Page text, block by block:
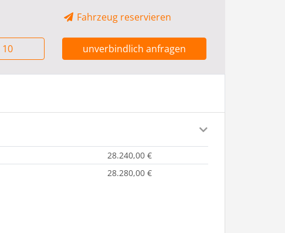
Fahrzeug reservieren
10 unverbindlich anfragen
28.240,00 €
28.280,00 €